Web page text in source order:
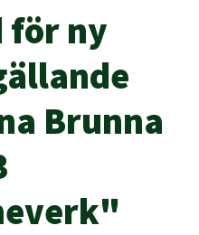
för ny
Brunna